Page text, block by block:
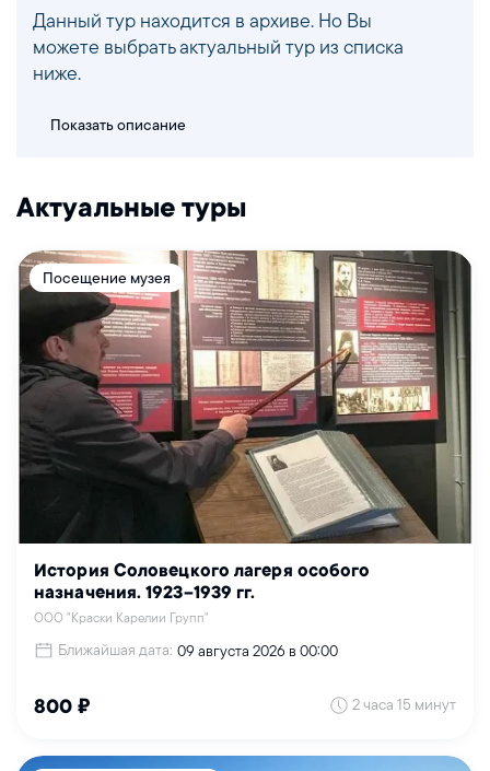
Данный тур находится в архиве. Но Вы
можете выбрать актуальный тур из списка
ниже.
Показать описание
Актуальные туры
Посещение музея
История Соловецкого лагеря особого
назначения. 1923–1939 гг.
ООО "Краски Карелии Групп"
Ближайшая дата: 09 августа 2026 в 00:00
800 ₽ 2 часа 15 минут